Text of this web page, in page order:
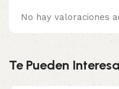
No hay valoraciones
Te Pueden